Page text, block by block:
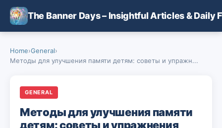
Skip to main content
The Banner Days – Insightful Articles & Daily
Home›General›
Методы для улучшения памяти детям: советы и упражн...
GENERAL
Методы для улучшения памяти
детям: советы и упражнения